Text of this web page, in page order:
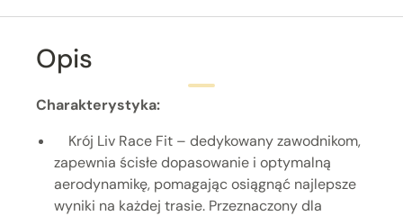
Opis
Charakterystyka:
Krój Liv Race Fit – dedykowany zawodnikom,
zapewnia ścisłe dopasowanie i optymalną
aerodynamikę, pomagając osiągnąć najlepsze
wyniki na każdej trasie. Przeznaczony dla